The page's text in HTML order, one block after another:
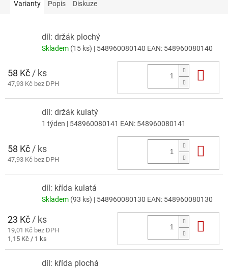
Varianty Popis Diskuze
díl: držák plochý
Skladem (15 ks) | 548960080140 EAN: 548960080140
58 Kč / ks
47,93 Kč bez DPH
díl: držák kulatý
1 týden | 548960080141 EAN: 548960080141
58 Kč / ks
47,93 Kč bez DPH
díl: křída kulatá
Skladem (93 ks) | 548960080130 EAN: 548960080130
23 Kč/ ks
19,01 Kč bez DPH
Měrná
1,15 Kč / 1 ks
díl: křída plochá